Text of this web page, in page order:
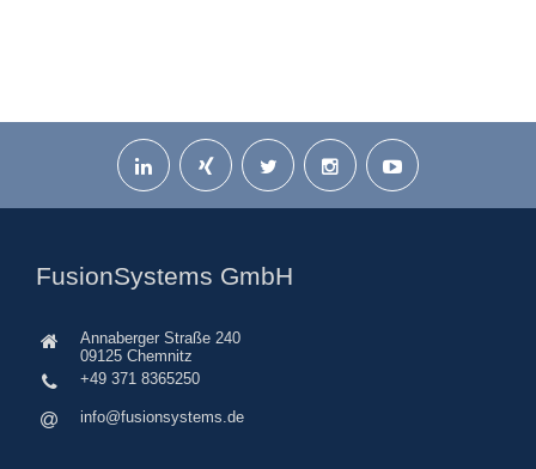
FusionSystems GmbH
Annaberger Straße 240
09125 Chemnitz
+49 371 8365250
info@fusionsystems.de